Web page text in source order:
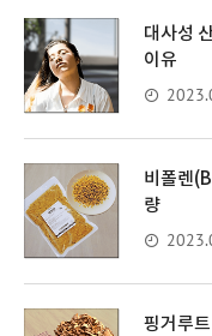
대사성
이유
비폴렌
량
핑거루